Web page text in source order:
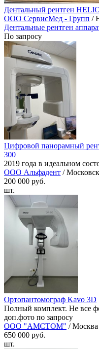
Дентальный рентген
ООО СервисМед - Групп /
Дентальные рентген
По запросу
Цифровой панорамный
300
2019 года в идеальном
ООО Альфадент /
200 000 руб.
шт.
Ортопантомограф Kavo 3D
Полный комплект. Не все
доп.фото по запросу
ООО "АМСТОМ" /
650 000 руб.
шт.